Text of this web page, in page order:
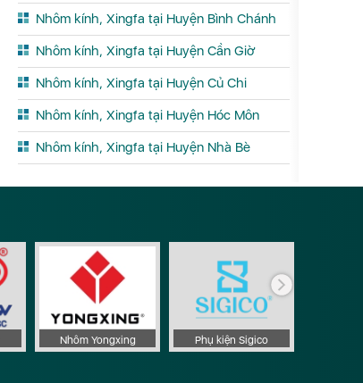
Nhôm kính, Xingfa tại Huyện Bình Chánh
Nhôm kính, Xingfa tại Huyện Cần Giờ
Nhôm kính, Xingfa tại Huyện Củ Chi
Nhôm kính, Xingfa tại Huyện Hóc Môn
Nhôm kính, Xingfa tại Huyện Nhà Bè
Nhôm Yongxing Phụ kiện Sigico